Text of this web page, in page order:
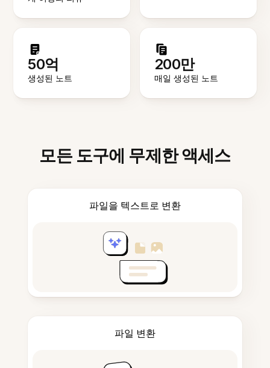
50억
생성된 노트
200만
매일 생성된 노트
모든 도구에 무제한 액세스
파일을 텍스트로 변환
파일 변환